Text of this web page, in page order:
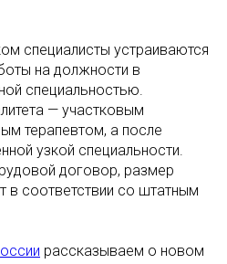
специалисты устраиваются
на должности в
специальностью.
— участковым
терапевтом, а после
узкой специальности.
договор, размер
в соответствии со штатным
рассказываем о новом